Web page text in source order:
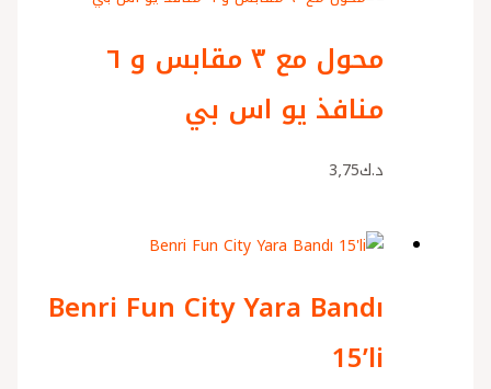
محول مع ٣ مقابس و ٦
منافذ يو اس بي
د.ك3٫75
Benri Fun City Yara Bandı
15’li